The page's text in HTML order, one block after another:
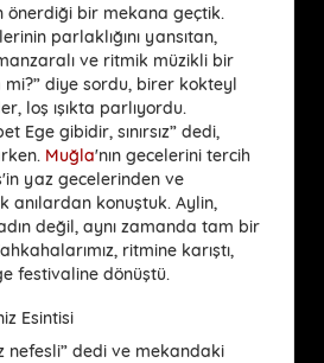
önerdiği bir mekana geçtik.
parlaklığını yansıtan,
ve ritmik müzikli bir
mi?” diye sordu, birer kokteyl
loş ışıkta parlıyordu.
Ege gibidir, sınırsız” dedi,
Muğla'nın gecelerini tercih
yaz gecelerinden ve
anılardan konuştuk. Aylin,
değil, aynı zamanda tam bir
ritmine karıştı,
festivaline dönüştü.
Esintisi
nefesli” dedi ve mekandaki